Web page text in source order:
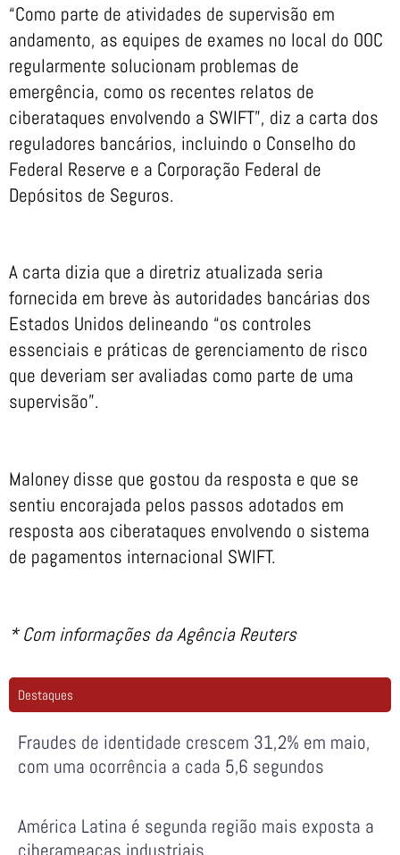
“Como parte de atividades de supervisão em
andamento, as equipes de exames no local do OOC
regularmente solucionam problemas de
emergência, como os recentes relatos de
ciberataques envolvendo a SWIFT”, diz a carta dos
reguladores bancários, incluindo o Conselho do
Federal Reserve e a Corporação Federal de
Depósitos de Seguros.
A carta dizia que a diretriz atualizada seria
fornecida em breve às autoridades bancárias dos
Estados Unidos delineando “os controles
essenciais e práticas de gerenciamento de risco
que deveriam ser avaliadas como parte de uma
supervisão”.
Maloney disse que gostou da resposta e que se
sentiu encorajada pelos passos adotados em
resposta aos ciberataques envolvendo o sistema
de pagamentos internacional SWIFT.
* Com informações da Agência Reuters
Destaques
Fraudes de identidade crescem 31,2% em maio,
com uma ocorrência a cada 5,6 segundos
América Latina é segunda região mais exposta a